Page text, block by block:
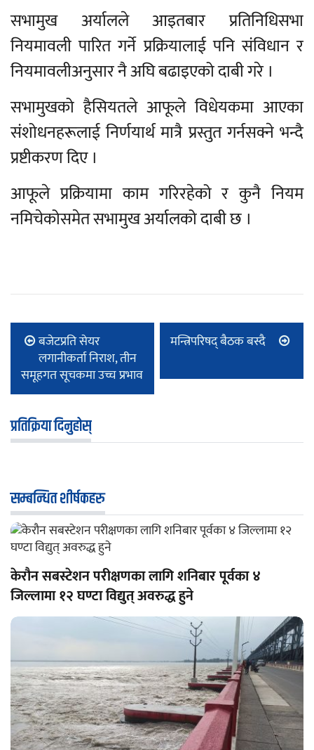
सभामुख अर्यालले आइतबार प्रतिनिधिसभा
नियमावली पारित गर्ने प्रक्रियालाई पनि संविधान र
नियमावलीअनुसार नै अघि बढाइएको दाबी गरे ।
सभामुखको हैसियतले आफूले विधेयकमा आएका
संशोधनहरूलाई निर्णयार्थ मात्रै प्रस्तुत गर्नसक्ने भन्दै
प्रष्टीकरण दिए ।
आफूले प्रक्रियामा काम गरिरहेको र कुनै नियम
नमिचेकोसमेत सभामुख अर्यालको दाबी छ ।
बजेटप्रति सेयर
लगानीकर्ता निराश, तीन
समूहगत सूचकमा उच्च प्रभाव
मन्त्रिपरिषद् बैठक बस्दै
प्रतिक्रिया दिनुहोस्
सम्बन्धित शीर्षकहरु
केरौन सबस्टेशन परीक्षणका लागि शनिबार पूर्वका ४
जिल्लामा १२ घण्टा विद्युत् अवरुद्ध हुने